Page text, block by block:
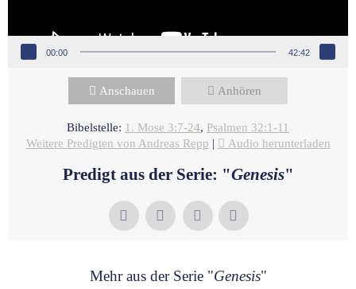
00:00 42:42
Anschauen Anhören
Bibelstelle: 1. Mose 3:7-24, Psalmen 32:1-11
Weitere Predigten von Andreas Repp | Audio herunterladen
Predigt aus der Serie: "Genesis"
Mehr aus der Serie "Genesis"